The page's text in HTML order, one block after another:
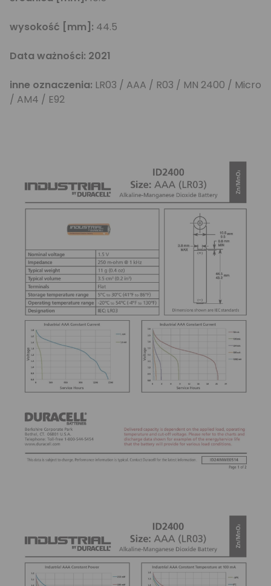
wysokość [mm]: 44.5
Data ważności: 2021
inne oznaczenia: LR03 / AAA / R03 / MN 2400 / Micro
/ AM4 / E92